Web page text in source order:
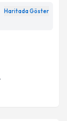
Haritada Göster